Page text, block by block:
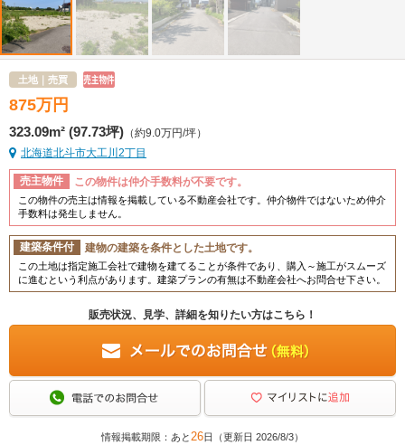
土地｜売買
875万 円
323.09m² (97.73坪) （約9.0万円/坪）
北海道北斗市大工川2丁目
売主物件 この物件は仲介手数料が不要です。
この物件の売主は情報を掲載している不動産会社です。仲介物件ではないため仲介
手数料は発生しません。
建築条件付 建物の建築を条件とした土地です。
この土地は指定施工会社で建物を建てることが条件であり、購入～施工がスムーズ
に進むという利点があります。建築プランの有無は不動産会社へお問合せ下さい。
販売状況、見学、詳細を知りたい方はこちら！
情報掲載期限：あと26日（更新日 2026/8/3）